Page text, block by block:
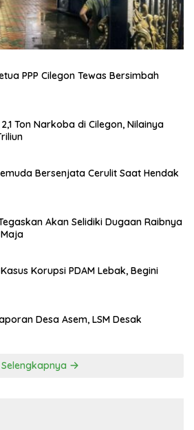
PPP Cilegon Tewas Bersimbah
Ton Narkoba di Cilegon, Nilainya
Bersenjata Cerulit Saat Hendak
Akan Selidiki Dugaan Raibnya
Maja
Korupsi PDAM Lebak, Begini
Desa Asem, LSM Desak
Selengkapnya